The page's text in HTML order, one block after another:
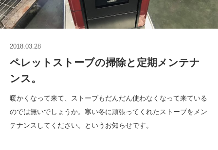
2018.03.28
ペレットストーブの掃除と定期メンテナ
ンス。
暖かくなって来て、ストーブもだんだん使わなくなって来ている
のでは無いでしょうか。寒い冬に頑張ってくれたストーブをメン
テナンスしてください。というお知らせです。